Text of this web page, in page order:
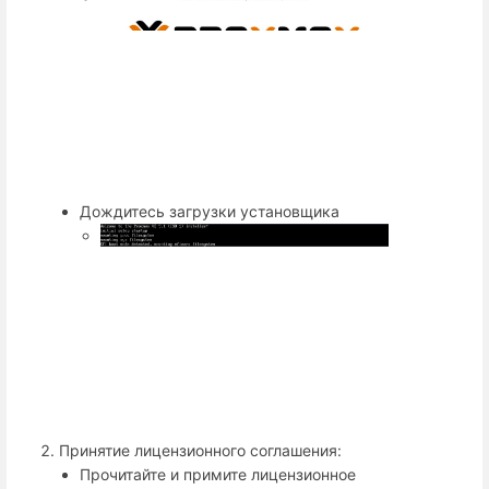
Дождитесь загрузки установщика
Принятие лицензионного соглашения:
Прочитайте и примите лицензионное